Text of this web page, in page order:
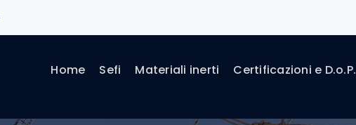
Home Sefi Materiali inerti Certificazioni e D.o.P.